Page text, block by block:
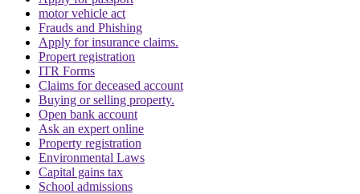
दिवाली पर Delhi-NCR के लोग फोड़ सकेंगे पटाखें,
इन शर्तों के साथ सुप्रीम कोर्ट ने दी ये इजाजत
motor vehicle act
Frauds and Phishing
Apply for insurance claims.
Propert registration
ITR Forms
Claims for deceased account
Buying or selling property.
Open bank account
Ask an expert online
Property registration
Environmental Laws
Capital gains tax
School admissions